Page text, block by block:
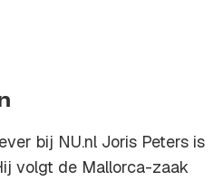
bij NU.nl Joris Peters is
volgt de Mallorca-zaak